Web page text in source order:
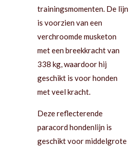
trainingsmomenten. De lijn
is voorzien van een
verchroomde musketon
met een breekkracht van
338 kg, waardoor hij
geschikt is voor honden
met veel kracht.
Deze reflecterende
paracord hondenlijn is
geschikt voor middelgrote